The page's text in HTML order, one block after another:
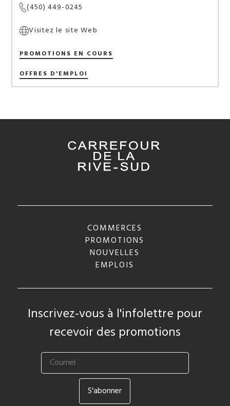
Santé & beauté
Services
(450) 449-0245
Visitez le site Web
PROMOTIONS EN COURS
OFFRES D'EMPLOI
COMMERCES
PROMOTIONS
NOUVELLES
EMPLOIS
Inscrivez-vous à l'infolettre pour
recevoir des promotions